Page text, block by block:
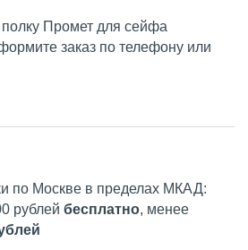
Промет для сейфа
заказ по телефону или
по Москве в пределах МКАД:
рублей бесплатно, менее